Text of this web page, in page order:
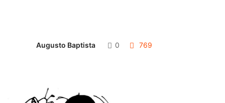
Augusto Baptista 0 769